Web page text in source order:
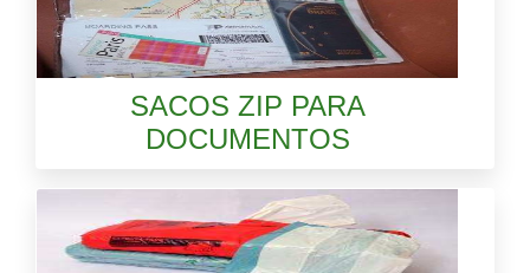
SACOS ZIP PARA
DOCUMENTOS